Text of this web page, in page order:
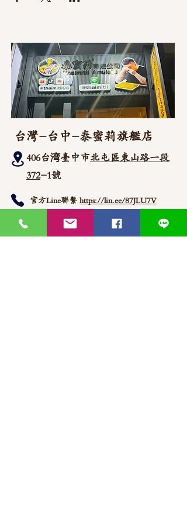
台灣-台中-泰蜜莉旗艦店
406台湾臺中市北屯區東山路一段
372-1號
官方Line聯繫 https://lin.ee/87JLU7V
WhatsApp 聯繫
+886900383383Nick